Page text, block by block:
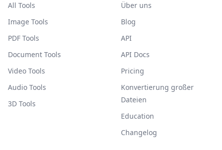
All Tools
Image Tools
PDF Tools
Document Tools
Video Tools
Audio Tools
3D Tools
Über uns
Blog
API
API Docs
Pricing
Konvertierung großer
Dateien
Education
Changelog